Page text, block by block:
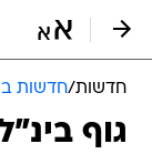
חדשות/חדשות
גוף